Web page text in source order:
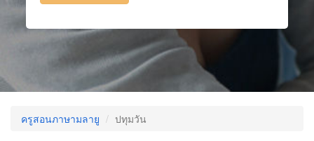
ครูสอนภาษามลายู ปทุมวัน